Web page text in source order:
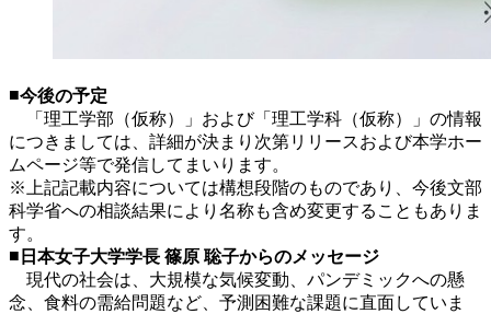
■今後の予定
「理工学部（仮称）」および「理工学科（仮称）」の情報
につきましては、詳細が決まり次第リリースおよび本学ホー
ムページ等で発信してまいります。
※上記記載内容については構想段階のものであり、今後文部
科学省への相談結果により名称も含め変更することもありま
す。
■ 日本女子大学学長 篠原 聡子からのメッセージ
現代の社会は、大規模な気候変動、パンデミックへの懸
念、食料の需給問題など、予測困難な課題に直面していま